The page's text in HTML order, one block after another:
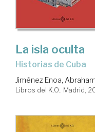
La isla oculta
Historias de Cuba
Jiménez Enoa, Abraham
Libros del K.O.. Madrid,